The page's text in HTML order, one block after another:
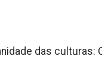
das culturas: